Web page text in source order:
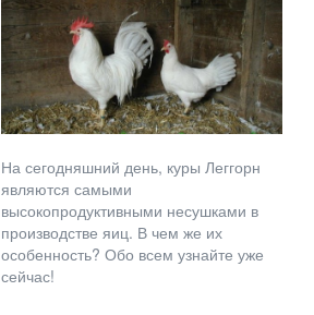
На сегодняшний день, куры Леггорн
являются самыми
высокопродуктивными несушками в
производстве яиц. В чем же их
особенность? Обо всем узнайте уже
сейчас!